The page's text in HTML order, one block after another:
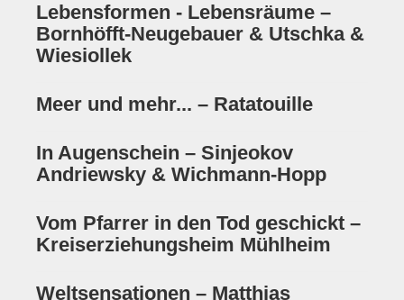
Sonderpreis Kultur
Veranstaltungen
Aktuell
Jahresüberblick
Archiv
Remisengalerie
Lebensformen - Lebensräume –
Bornhöfft-Neugebauer & Utschka &
Wiesiollek
Meer und mehr... – Ratatouille
In Augenschein – Sinjeokov
Andriewsky & Wichmann-Hopp
Vom Pfarrer in den Tod geschickt –
Kreiserziehungsheim Mühlheim
Weltsensationen – Matthias